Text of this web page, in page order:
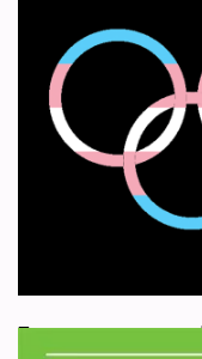
hombres
“identidad
WHRC España 12
A continuación,
Bartosch, publicado en
Las